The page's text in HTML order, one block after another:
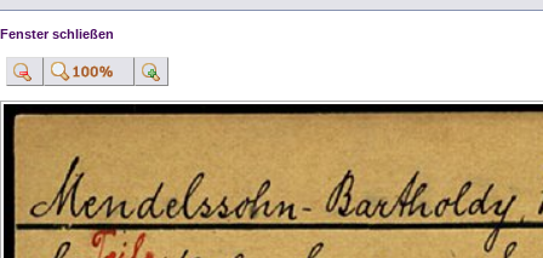
Fenster schließen